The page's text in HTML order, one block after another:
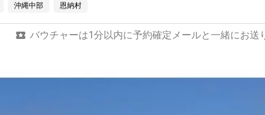
沖縄中部 恩納村
バウチャーは1分以内に予約確定メールと一緒にお送